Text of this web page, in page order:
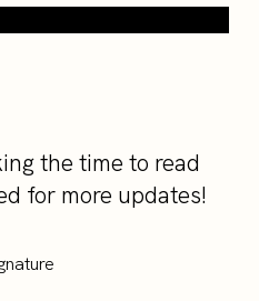
the time to read
for more updates!